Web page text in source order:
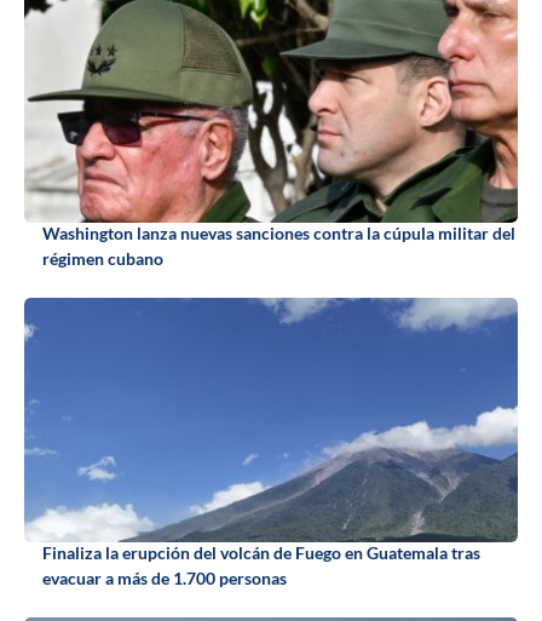
Washington lanza nuevas sanciones contra la cúpula militar del
régimen cubano
Finaliza la erupción del volcán de Fuego en Guatemala tras
evacuar a más de 1.700 personas